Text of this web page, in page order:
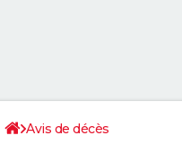
Avis de décès